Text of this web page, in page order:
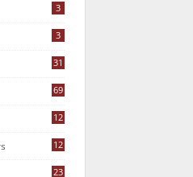
3
3
31
69
12
12
23